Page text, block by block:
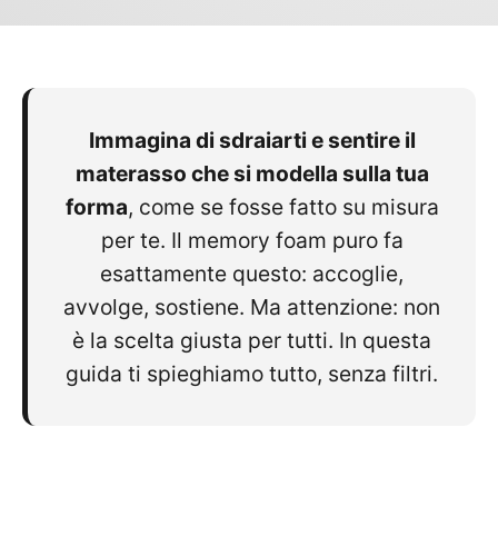
Immagina di sdraiarti e sentire il
materasso che si modella sulla tua
forma, come se fosse fatto su misura
per te. Il memory foam puro fa
esattamente questo: accoglie,
avvolge, sostiene. Ma attenzione: non
è la scelta giusta per tutti. In questa
guida ti spieghiamo tutto, senza filtri.